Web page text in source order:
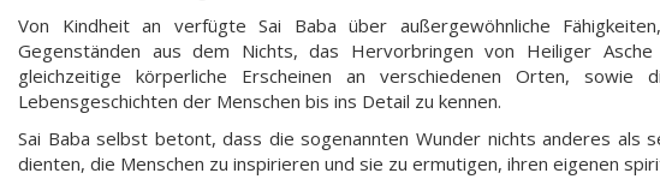
Von Kindheit an verfügte Sai Baba über außergewöhnliche
Gegenständen aus dem Nichts, das Hervorbringen von Heiliger
gleichzeitige körperliche Erscheinen an verschiedenen Orten,
Lebensgeschichten der Menschen bis ins Detail zu kennen.
Sai Baba selbst betont, dass die sogenannten Wunder nichts anderes als
dienten, die Menschen zu inspirieren und sie zu ermutigen, ihren eigenen